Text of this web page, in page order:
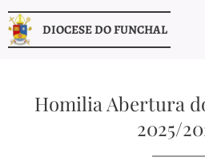
DIOCESE DO FUNCHAL
Homilia Abertura
2025/